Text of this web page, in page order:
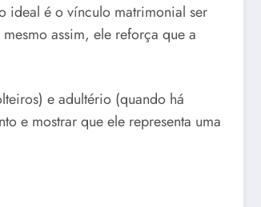
ideal é o vínculo matrimonial ser
assim, ele reforça que a
e adultério (quando há
e mostrar que ele representa uma